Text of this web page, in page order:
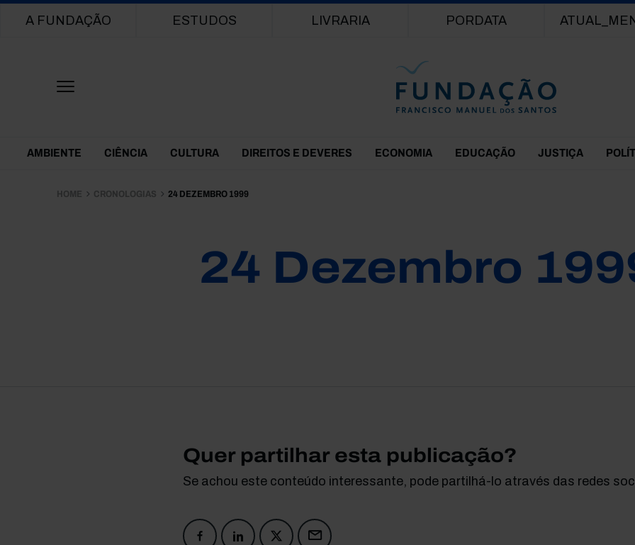
Main navigation
A FUNDAÇÃO ESTUDOS LIVRARIA PORDATA
Themes Menu
AMBIENTE CIÊNCIA CULTURA DIREITOS E DEVERES ECONOMIA EDUCAÇÃO JUSTIÇA
HOME CRONOLOGIAS 24 DEZEMBRO 1999
24 Dezembro
Quer partilhar esta publicação?
Se achou este conteúdo interessante, pode partilhá-lo através das redes